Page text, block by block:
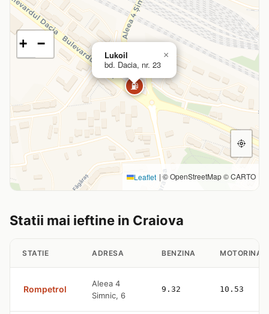
⛽
Lukoil
bd. Dacia, nr. 23
×
+ −
Leaflet |© OpenStreetMap © CARTO
Statii mai ieftine in Craiova
STATIE ADRESA BENZINA MOTORINA
Rompetrol
Aleea 4
Simnic, 6
9.32 10.53